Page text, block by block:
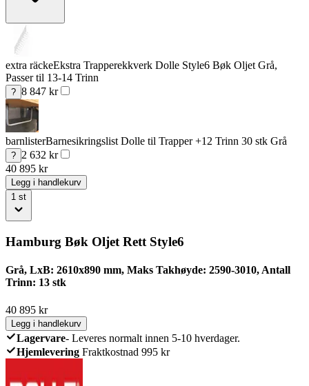
extra räckeEkstra Trapperekkverk Dolle Style6 Bøk Oljet Grå,
Passer til 13-14 Trinn
? 8 847 kr
barnlisterBarnesikringslist Dolle til Trapper +12 Trinn 30 stk Grå
? 2 632 kr
40 895 kr
Legg i handlekurv
1 st
Hamburg Bøk Oljet Rett Style6
Grå, LxB: 2610x890 mm, Maks Takhøyde: 2590-3010, Antall
Trinn: 13 stk
40 895 kr
Legg i handlekurv
Lagervare- Leveres normalt innen 5-10 hverdager.
Hjemlevering Fraktkostnad 995 kr